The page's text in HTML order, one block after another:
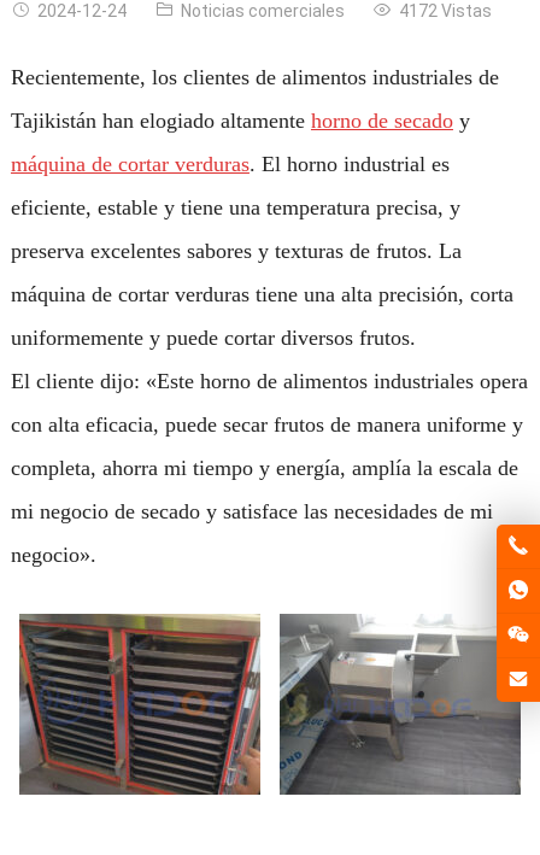
2024-12-24 Noticias comerciales 4172 Vistas
Recientemente, los clientes de alimentos industriales de
Tajikistán han elogiado altamente horno de secadoy
máquina de cortar verduras. El horno industrial es
eficiente, estable y tiene una temperatura precisa, y
preserva excelentes sabores y texturas de frutos. La
máquina de cortar verduras tiene una alta precisión, corta
uniformemente y puede cortar diversos frutos.
El cliente dijo: «Este horno de alimentos industriales opera
con alta eficacia, puede secar frutos de manera uniforme y
completa, ahorra mi tiempo y energía, amplía la escala de
mi negocio de secado y satisface las necesidades de mi
negocio».